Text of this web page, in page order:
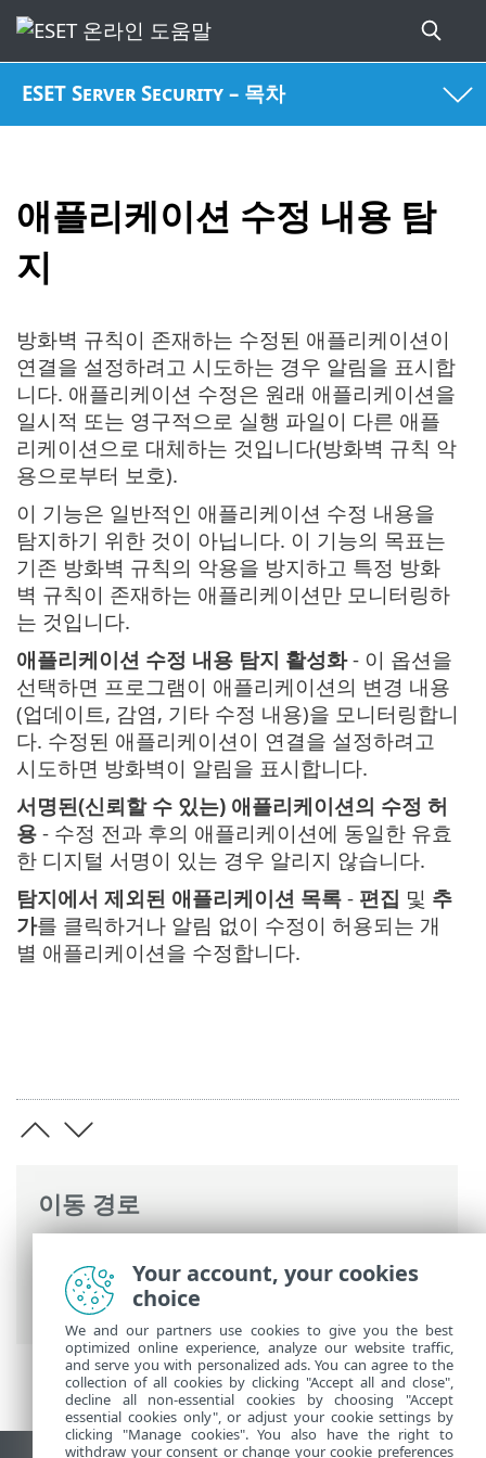
ESET Server Security – 목차
애플리케이션 수정 내용 탐
지
이동 경로
고급 설정>보호>네트워크 접근 보호>
방화벽> 애플리케이션 수정 내용 탐지
방화벽 규칙이 존재하는 수정된 애플리케이션이
연결을 설정하려고 시도하는 경우 알림을 표시합
니다. 애플리케이션 수정은 원래 애플리케이션을
일시적 또는 영구적으로 실행 파일이 다른 애플
리케이션으로 대체하는 것입니다(방화벽 규칙 악
용으로부터 보호).
이 기능은 일반적인 애플리케이션 수정 내용을
탐지하기 위한 것이 아닙니다. 이 기능의 목표는
기존 방화벽 규칙의 악용을 방지하고 특정 방화
벽 규칙이 존재하는 애플리케이션만 모니터링하
는 것입니다.
애플리케이션 수정 내용 탐지 활성화- 이 옵션을
선택하면 프로그램이 애플리케이션의 변경 내용
(업데이트, 감염, 기타 수정 내용)을 모니터링합니
다. 수정된 애플리케이션이 연결을 설정하려고
시도하면 방화벽이 알림을 표시합니다.
서명된(신뢰할 수 있는) 애플리케이션의 수정 허
용 - 수정 전과 후의 애플리케이션에 동일한 유효
한 디지털 서명이 있는 경우 알리지 않습니다.
탐지에서 제외된 애플리케이션 목록 - 편집 및 추
가를 클릭하거나 알림 없이 수정이 허용되는 개
별 애플리케이션을 수정합니다.
Your account, your cookies
choice
We and our partners use cookies to give you the best
optimized online experience, analyze our website traffic,
and serve you with personalized ads. You can agree to the
collection of all cookies by clicking "Accept all and close",
decline all non-essential cookies by choosing "Accept
essential cookies only", or adjust your cookie settings by
clicking "Manage cookies". You also have the right to
withdraw your consent or change your cookie preferences